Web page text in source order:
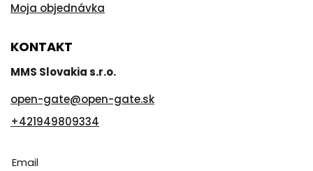
Moja objednávka
KONTAKT
MMS Slovakia s.r.o.
open-gate@open-gate.sk
+421949809334
Email